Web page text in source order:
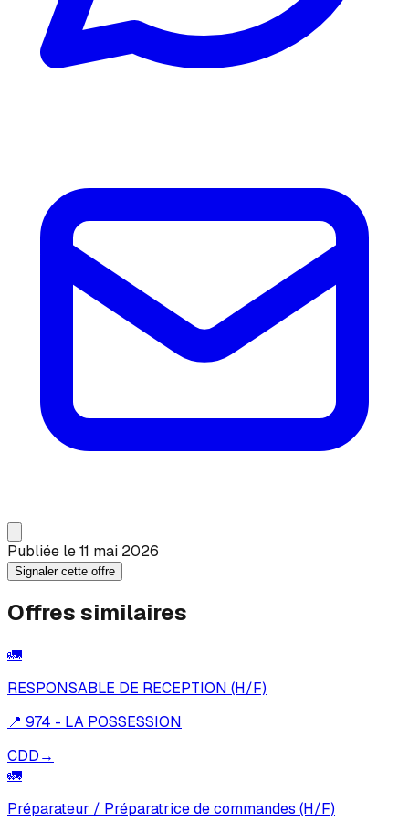
Publiée le11 mai 2026
Signaler cette offre
Offres similaires
🚛
RESPONSABLE DE RECEPTION (H/F)
📍 974 - LA POSSESSION
CDD→
🚛
Préparateur / Préparatrice de commandes (H/F)